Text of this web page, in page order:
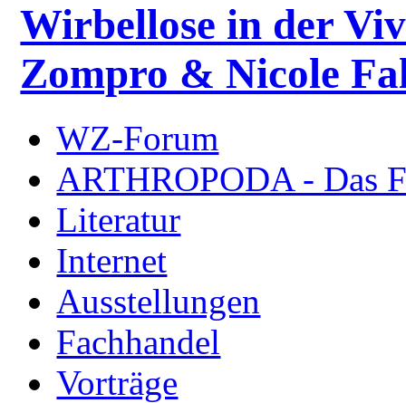
Wirbellose in der
Zompro & Nicole
WZ-Forum
ARTHROPODA - Das
Literatur
Internet
Ausstellungen
Fachhandel
Vorträge